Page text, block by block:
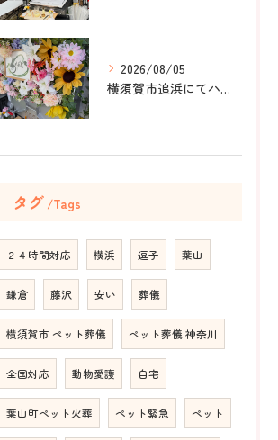
2026/08/05
横須賀市追浜にてハムスターのみかんちゃんのペット火葬のお手伝...
タグ Tags
２４時間対応 横浜 逗子 葉山
鎌倉 藤沢 安い 葬儀
横須賀市 ペット葬儀 ペット葬儀 神奈川
全国対応 動物愛護 自宅
葉山町ペット火葬 ペット緊急 ペット